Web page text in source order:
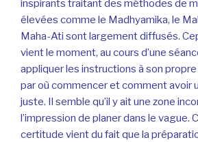
inspirants traitant des méthodes de
élevées comme le Madhyamika, le
Maha-Ati sont largement diffusés.
vient le moment, au cours d’une
appliquer les instructions à son
par où commencer et comment avoir
juste. Il semble qu’il y ait une zone
l’impression de planer dans le vague.
certitude vient du fait que la